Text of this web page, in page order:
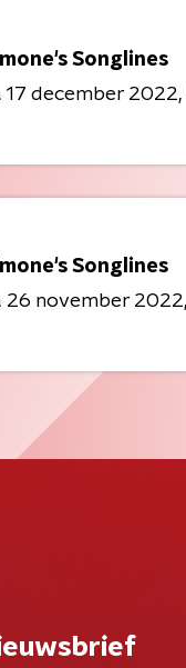
Songlines
17 december 2022
Songlines
26 november 2022